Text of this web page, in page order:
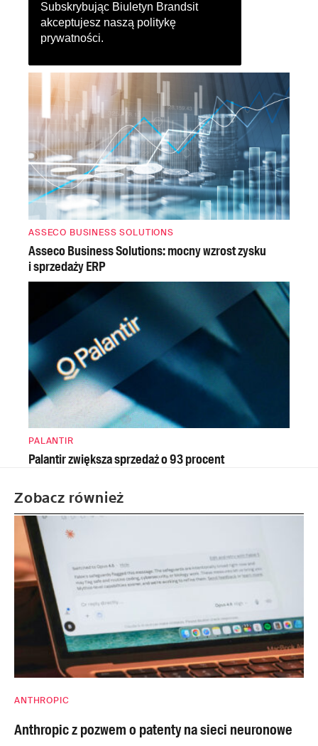
Subskrybując Biuletyn Brandsit
akceptujesz naszą politykę
prywatności.
ASSECO BUSINESS SOLUTIONS
Asseco Business Solutions: mocny wzrost zysku
i sprzedaży ERP
PALANTIR
Palantir zwiększa sprzedaż o 93 procent
Zobacz również
ANTHROPIC
Anthropic z pozwem o patenty na sieci neuronowe